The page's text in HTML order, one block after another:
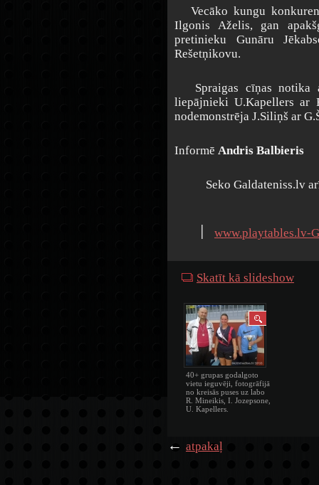
Vecāko kungu
Ilgonis Aželis, gan
pretinieku Gunāru
Rešetņikovu.
Spraigas cīņas notika
liepājnieki U.Kapellers ar
nodemonstrēja J.Siliņš ar
Informē Andris Balbieris
Seko Galdateniss.lv
www.playtables.lv-
Skatīt kā slideshow
40+ grupas godalgoto
vietu ieguvēji, fotogrāfijā
no kreisās puses uz labo
R. Mineikis, I. Jozepsone,
U. Kapellers.
← atpakaļ